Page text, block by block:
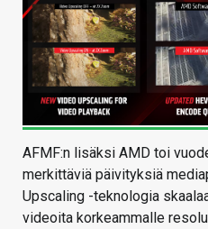
AFMF:n lisäksi AMD toi
merkittäviä päivityksiä
Upscaling -teknologia
videoita korkeammalle